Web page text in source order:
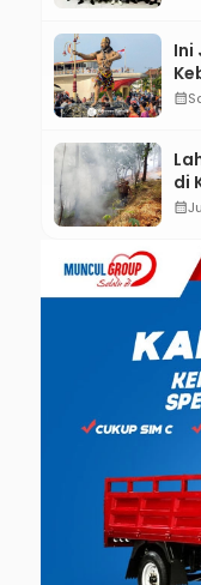
Ini
calendar_month
di
calendar_month